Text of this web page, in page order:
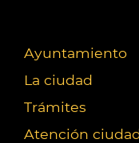
Ayuntamiento
La ciudad
Trámites
Atención